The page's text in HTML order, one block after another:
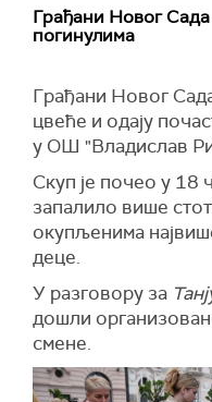
"Имао је и четири
пиштоља. По
Молотовљевим
запали, него како
одбрамбени зид на
полиција не би
јер би имали
када би могао да
спусти на под",
Грађани Новог Сада
погинулима
Грађани Новог
цвеће и одају
у ОШ "Владислав
Скуп је почео у 18
запалило више
окупљенима
деце.
У разговору за
дошли
смене.